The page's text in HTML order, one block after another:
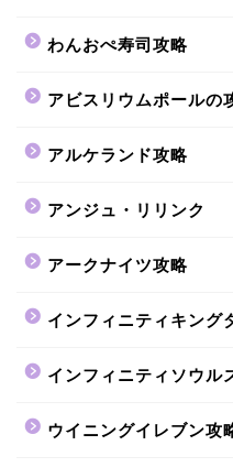
わんおぺ寿司攻略
アビスリウムポールの
アルケランド攻略
アンジュ・リリンク
アークナイツ攻略
インフィニティキング
インフィニティソウル
ウイニングイレブン攻